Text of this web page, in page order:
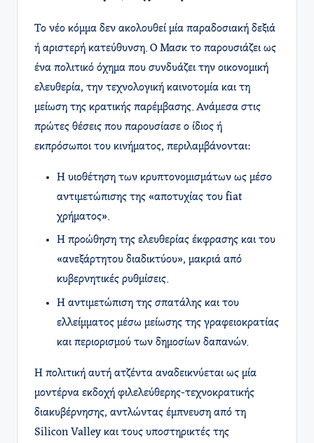
Το νέο κόμμα δεν ακολουθεί μία παραδοσιακή δεξιά
ή αριστερή κατεύθυνση. Ο Μασκ το παρουσιάζει ως
ένα πολιτικό όχημα που συνδυάζει την οικονομική
ελευθερία, την τεχνολογική καινοτομία και τη
μείωση της κρατικής παρέμβασης. Ανάμεσα στις
πρώτες θέσεις που παρουσίασε ο ίδιος ή
εκπρόσωποι του κινήματος, περιλαμβάνονται:
Η υιοθέτηση των κρυπτονομισμάτων ως μέσο
αντιμετώπισης της «αποτυχίας του fiat
χρήματος».
Η προώθηση της ελευθερίας έκφρασης και του
«ανεξάρτητου διαδικτύου», μακριά από
κυβερνητικές ρυθμίσεις.
Η αντιμετώπιση της σπατάλης και του
ελλείμματος μέσω μείωσης της γραφειοκρατίας
και περιορισμού των δημοσίων δαπανών.
Η πολιτική αυτή ατζέντα αναδεικνύεται ως μία
μοντέρνα εκδοχή φιλελεύθερης-τεχνοκρατικής
διακυβέρνησης, αντλώντας έμπνευση από τη
Silicon Valley και τους υποστηρικτές της